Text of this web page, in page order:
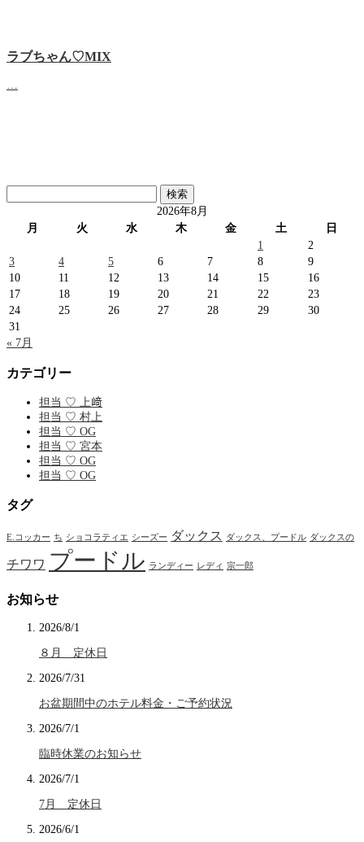
ラブちゃん♡MIX
索:
2026年8月
月
火 水 木 金 土
日
1
2
3
4 5 6 7 8
9
10
11 12 13 14 15
16
17
18 19 20 21 22
23
24
25 26 27 28 29
30
31
« 7月
カテゴリー
担当 ♡ 上﨑
担当 ♡ 村上
担当 ♡ OG
担当 ♡ 宮本
担当 ♡ OG
担当 ♡ OG
タグ
E.コッカー ち ショコラティエ シーズー ダックス ダックス、プードル ダックスの
チワワ プードル ランディー レディ 宗一郎
お知らせ
2026/8/1
８月 定休日
2026/7/31
お盆期間中のホテル料金・ご予約状況
2026/7/1
臨時休業のお知らせ
2026/7/1
7月 定休日
2026/6/1